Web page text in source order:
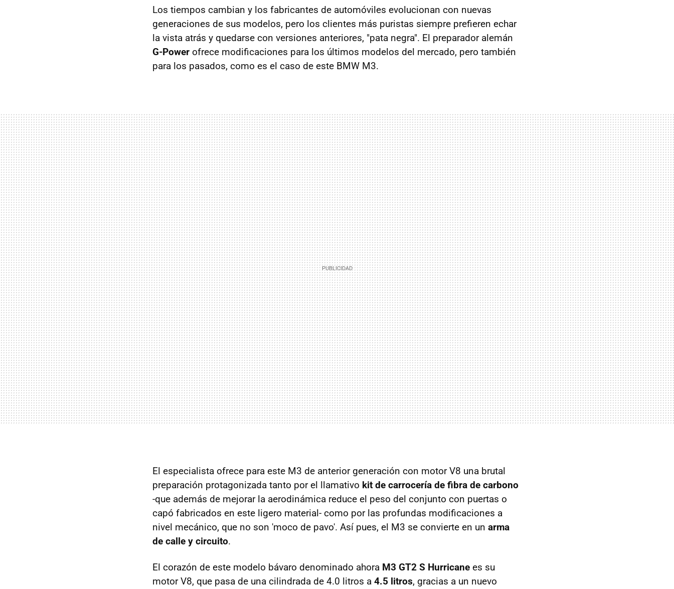
Los tiempos cambian y los fabricantes de automóviles evolucionan con nuevas
generaciones de sus modelos, pero los clientes más puristas siempre prefieren echar
la vista atrás y quedarse con versiones anteriores, "pata negra". El preparador alemán
G-Power ofrece modificaciones para los últimos modelos del mercado, pero también
para los pasados, como es el caso de este BMW M3.
El especialista ofrece para este M3 de anterior generación con motor V8 una brutal
preparación protagonizada tanto por el llamativo kit de carrocería de fibra de carbono
-que además de mejorar la aerodinámica reduce el peso del conjunto con puertas o
capó fabricados en este ligero material- como por las profundas modificaciones a
nivel mecánico, que no son 'moco de pavo'. Así pues, el M3 se convierte en un arma
de calle y circuito.
El corazón de este modelo bávaro denominado ahora M3 GT2 S Hurricane es su
motor V8, que pasa de una cilindrada de 4.0 litros a 4.5 litros, gracias a un nuevo